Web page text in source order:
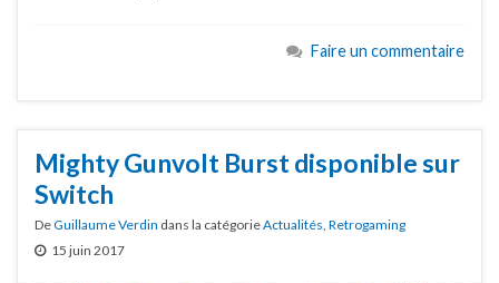
Faire un commentaire
Mighty Gunvolt Burst disponible sur
Switch
DeGuillaume Verdin dans la catégorieActualités, Retrogaming
15 juin 2017